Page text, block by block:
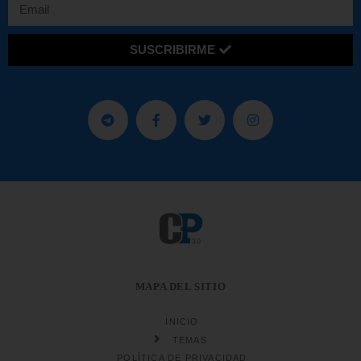
SUSCRIBIRME
MAPA DEL SITIO
INICIO
TEMAS
POLÍTICA DE PRIVACIDAD